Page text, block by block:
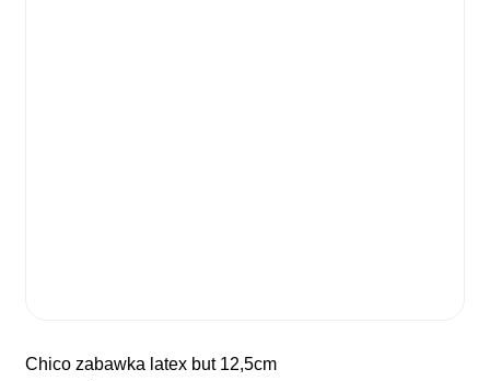
chico zabawka latex but 12,5cm